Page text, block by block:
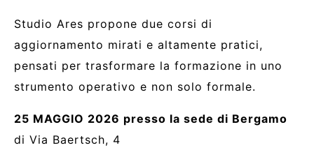
Studio Ares propone due corsi di
aggiornamento mirati e altamente pratici,
pensati per trasformare la formazione in uno
strumento operativo e non solo formale.
25 MAGGIO 2026 presso la sede di Bergamo
di Via Baertsch, 4